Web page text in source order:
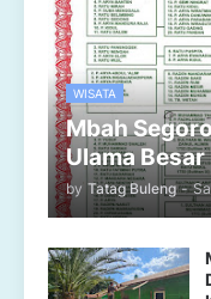
WISATA
Mbah
Ulama
by Tatag Buleng -